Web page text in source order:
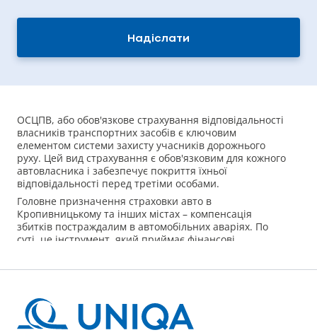
Надіслати
ОСЦПВ, або обов'язкове страхування відповідальності
власників транспортних засобів є ключовим
елементом системи захисту учасників дорожнього
руху. Цей вид страхування є обов'язковим для кожного
автовласника і забезпечує покриття їхньої
відповідальності перед третіми особами.
Головне призначення страховки авто в
Кропивницькому та інших містах – компенсація
збитків постраждалим в автомобільних аваріях. По
суті, це інструмент, який приймає фінансові
травми. Крім того, якщо застрахована особа
випадково завдасть шкоди чужій власності
(наприклад, огорожі, будові або іншим об'єктам),